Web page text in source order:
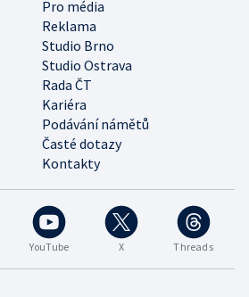
YouTube X Threads
Pro média
Reklama
Studio Brno
Studio Ostrava
Rada ČT
Kariéra
Podávání námětů
Časté dotazy
Kontakty